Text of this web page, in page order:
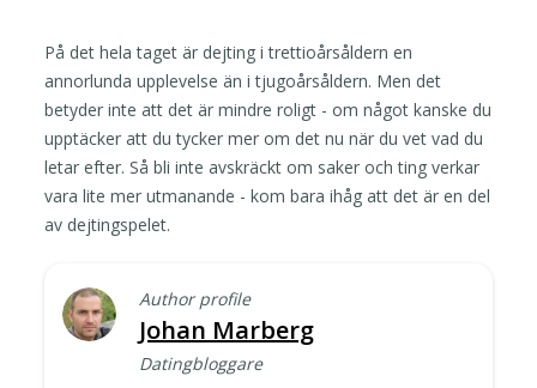
På det hela taget är dejting i trettioårsåldern en
annorlunda upplevelse än i tjugoårsåldern. Men det
betyder inte att det är mindre roligt - om något kanske du
upptäcker att du tycker mer om det nu när du vet vad du
letar efter. Så bli inte avskräckt om saker och ting verkar
vara lite mer utmanande - kom bara ihåg att det är en del
av dejtingspelet.
Author profile
Johan Marberg
Datingbloggare